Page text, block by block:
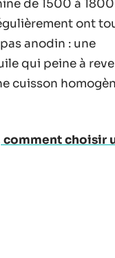
de 1500 à
ont
anodin : une
qui peine à
cuisson
choisir